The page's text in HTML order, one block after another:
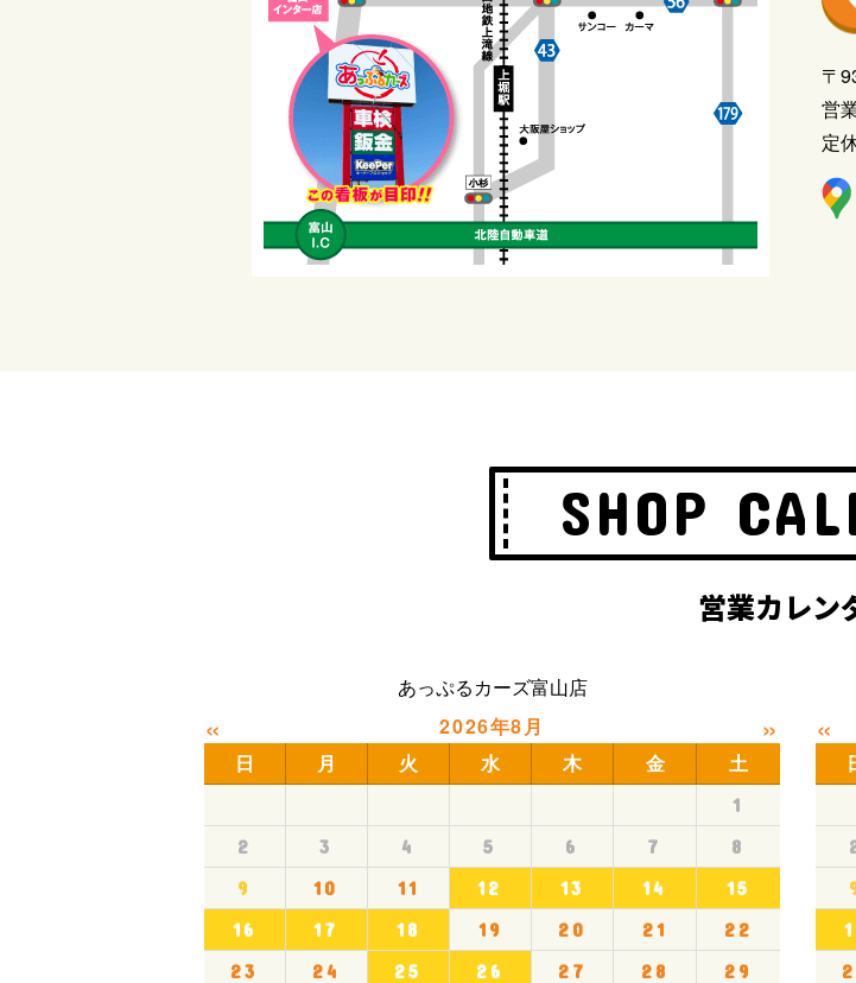
〒
営
定
SHOP
営業カレン
あっぷるカーズ富山店
« 2026年8月 »
日 月 火 水 木 金 土
1
2
3 4 5 6 7
8
9
10 11 12 13 14
15
16
17 18 19 20 21
22
23
24 25 26 27 28
29
«